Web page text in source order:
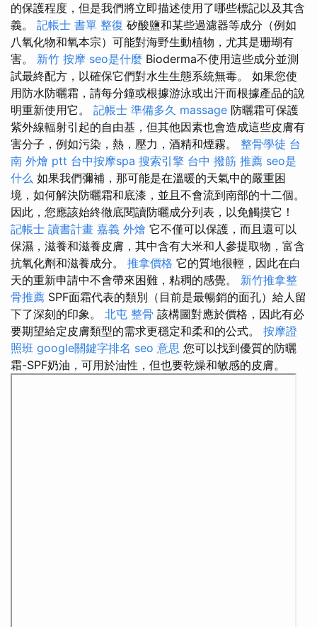
的保護程度，但是我們將立即描述使用了哪些標記以及其含
義。 記帳士 書單 整復 矽酸鹽和某些過濾器等成分（例如
八氧化物和氧本宗）可能對海野生動植物，尤其是珊瑚有
害。 新竹 按摩 seo是什麼 Bioderma不使用這些成分並測
試最終配方，以確保它們對水生生態系統無毒。 如果您使
用防水防曬霜，請每分鐘或根據游泳或出汗而根據產品的說
明重新使用它。 記帳士 準備多久 massage 防曬霜可保護
紫外線輻射引起的自由基，但其他因素也會造成這些皮膚有
害分子，例如污染，熱，壓力，酒精和煙霧。 整骨學徒 台
南 外燴 ptt 台中按摩spa 搜索引擎 台中 撥筋 推薦 seo是
什么 如果我們彌補，那可能是在溫暖的天氣中的嚴重困
境，如何解決防曬霜和底漆，並且不會流到南部的十二個。
因此，您應該始終徹底閱讀防曬成分列表，以免觸摸它！
記帳士 讀書計畫 嘉義 外燴 它不僅可以保護，而且還可以
保濕，滋養和滋養皮膚，其中含有大米和人參提取物，富含
抗氧化劑和滋養成分。 推拿價格 它的質地很輕，因此在白
天的重新申請中不會帶來困難，粘稠的感覺。 新竹推拿整
骨推薦 SPF面霜代表的類別（目前是最暢銷的面孔）給人留
下了深刻的印象。 北屯 整骨 該構圖對應於價格，因此有必
要期望給定皮膚類型的需求更穩定和柔和的公式。 按摩證
照班 google關鍵字排名 seo 意思 您可以找到優質的防曬
霜-SPF奶油，可用於油性，但也要乾燥和敏感的皮膚。